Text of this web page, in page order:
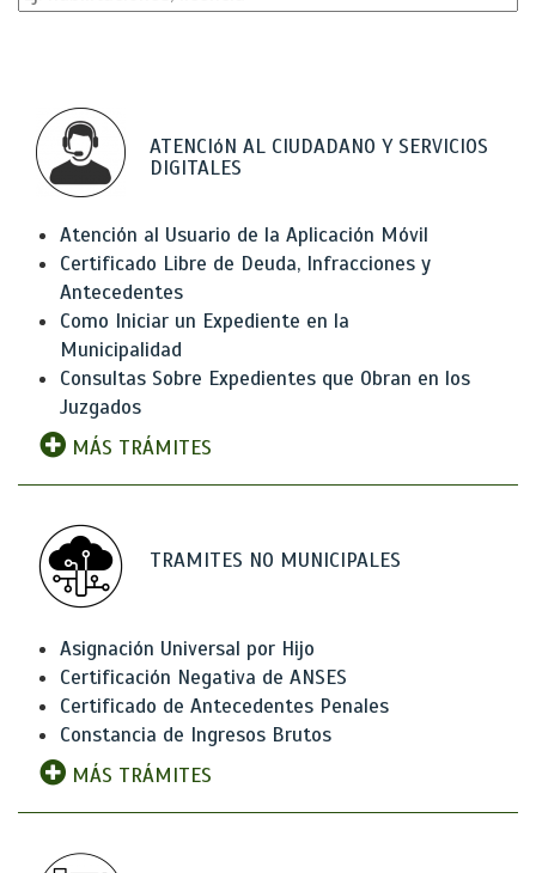
ATENCIóN AL CIUDADANO Y SERVICIOS
DIGITALES
Atención al Usuario de la Aplicación Móvil
Certificado Libre de Deuda, Infracciones y
Antecedentes
Como Iniciar un Expediente en la
Municipalidad
Consultas Sobre Expedientes que Obran en los
Juzgados
MÁS TRÁMITES
TRAMITES NO MUNICIPALES
Asignación Universal por Hijo
Certificación Negativa de ANSES
Certificado de Antecedentes Penales
Constancia de Ingresos Brutos
MÁS TRÁMITES